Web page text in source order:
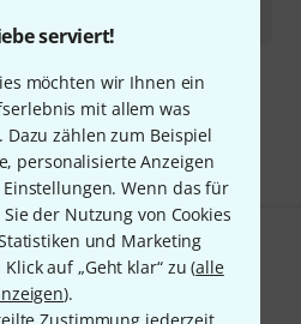
serviert!
möchten wir Ihnen ein
mit allem was
zählen zum Beispiel
personalisierte Anzeigen
Wenn das für
der Nutzung von Cookies
und Marketing
auf „Geht klar“ zu (alle
).
was Sie sehen?
Hilfe & Feedback